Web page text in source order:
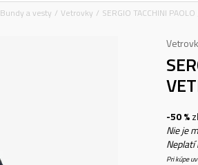
Bundy a vesty Vetrovky SERGIO TACCHINI PAOLO
-50 %
Nie je
Neplatí
Pri kúpe